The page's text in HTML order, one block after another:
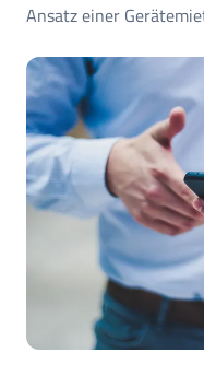
Ansatz einer